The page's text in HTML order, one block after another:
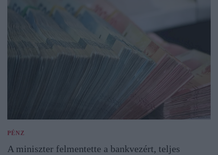
PÉNZ
A miniszter felmentette a bankvezért, teljes